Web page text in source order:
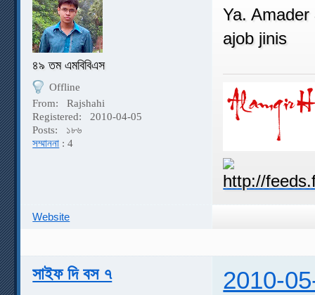
৪৯ তম এমবিবিএস
Offline
From:
Rajshahi
Registered:
2010-04-05
Posts:
১৮৬
সম্মাননা : 4
Ya.
ajob jinis
Website
সাইফ দি বস ৭ 2010-